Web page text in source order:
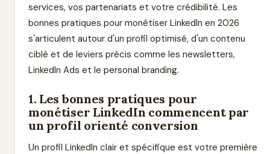
services, vos partenariats et votre crédibilité. Les
bonnes pratiques pour monétiser LinkedIn en 2026
s'articulent autour d'un profil optimisé, d'un contenu
ciblé et de leviers précis comme les newsletters,
LinkedIn Ads et le personal branding.
1. Les bonnes pratiques pour
monétiser LinkedIn commencent par
un profil orienté conversion
Un profil LinkedIn clair et spécifique est votre première